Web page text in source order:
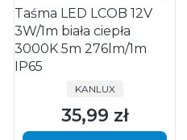
Taśma LED LCOB 12V
3W/1m biała ciepła
3000K 5m 276lm/1m
IP65
PRODUCENT
KANLUX
Cena
35,99 zł